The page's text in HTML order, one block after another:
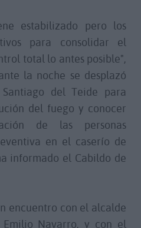
estabilizado pero los
para consolidar el
total lo antes posible",
la noche se desplazó
del Teide para
del fuego y conocer
de las personas
en el caserío de
informado el Cabildo de
encuentro con el alcalde
Navarro, y con el